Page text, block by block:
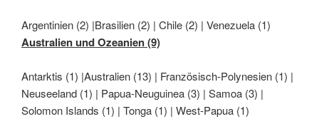
Argentinien (2) |Brasilien (2) | Chile (2) | Venezuela (1)
Australien und Ozeanien (9)
Antarktis (1) |Australien (13) | Französisch-Polynesien (1) |
Neuseeland (1) | Papua-Neuguinea (3) | Samoa (3) |
Solomon Islands (1) | Tonga (1) | West-Papua (1)